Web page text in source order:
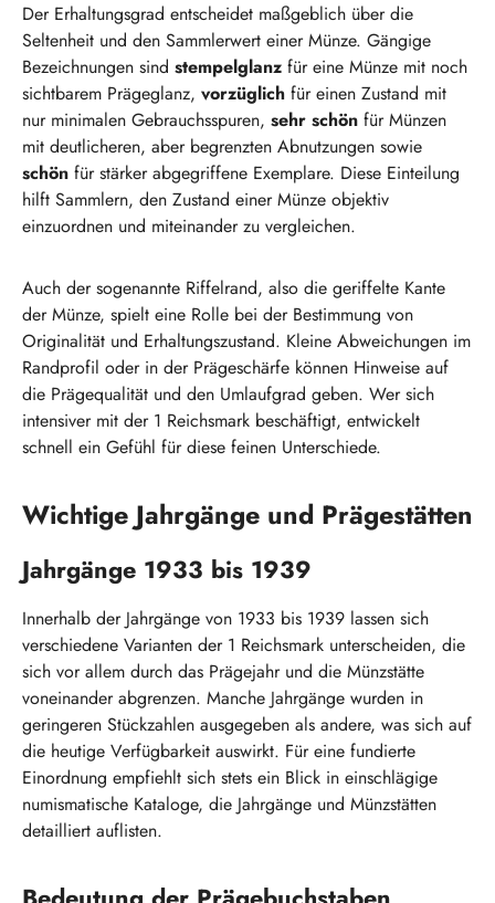
Der Erhaltungsgrad entscheidet maßgeblich über die
Seltenheit und den Sammlerwert einer Münze. Gängige
Bezeichnungen sind stempelglanz für eine Münze mit noch
sichtbarem Prägeglanz, vorzüglich für einen Zustand mit
nur minimalen Gebrauchsspuren, sehr schön für Münzen
mit deutlicheren, aber begrenzten Abnutzungen sowie
schön für stärker abgegriffene Exemplare. Diese Einteilung
hilft Sammlern, den Zustand einer Münze objektiv
einzuordnen und miteinander zu vergleichen.
Auch der sogenannte Riffelrand, also die geriffelte Kante
der Münze, spielt eine Rolle bei der Bestimmung von
Originalität und Erhaltungszustand. Kleine Abweichungen im
Randprofil oder in der Prägeschärfe können Hinweise auf
die Prägequalität und den Umlaufgrad geben. Wer sich
intensiver mit der 1 Reichsmark beschäftigt, entwickelt
schnell ein Gefühl für diese feinen Unterschiede.
Wichtige Jahrgänge und Prägestätten
Jahrgänge 1933 bis 1939
Innerhalb der Jahrgänge von 1933 bis 1939 lassen sich
verschiedene Varianten der 1 Reichsmark unterscheiden, die
sich vor allem durch das Prägejahr und die Münzstätte
voneinander abgrenzen. Manche Jahrgänge wurden in
geringeren Stückzahlen ausgegeben als andere, was sich auf
die heutige Verfügbarkeit auswirkt. Für eine fundierte
Einordnung empfiehlt sich stets ein Blick in einschlägige
numismatische Kataloge, die Jahrgänge und Münzstätten
detailliert auflisten.